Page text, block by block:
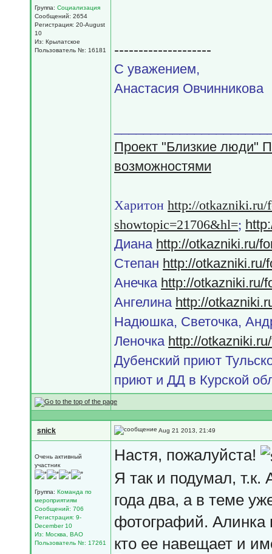
Группа: Социализация
Сообщений: 2654
Регистрация: 20-August
10
Из: Крылатское
Пользователь №: 16181
--------------------
С уважением,
Анастасия Овчинникова
Проект "Близкие люди"
возможностями
Харитон http://otkazniki.ru/
showtopic=21706&hl=;
Диана http://otkazniki.ru/
Степан http://otkazniki.ru/
Анечка http://otkazniki.ru/
Ангелина http://
Надюшка, Светочка,
Леночка http://
Дубенский приют
приют и ДД в Курской
snick Aug 21 2013, 21:49
Очень активный
участник
Группа: Команда по
мероприятиям
Сообщений: 706
Регистрация: 9-
December 10
Из: Москва, ВАО
Пользователь №: 17261
Настя, пожалуйста!
Я так и подумал, т.к.
года два, а в теме
фотографий. Алинка
кто ее навещает и